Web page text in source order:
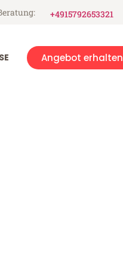
+4915792653321
Angebot erhalten